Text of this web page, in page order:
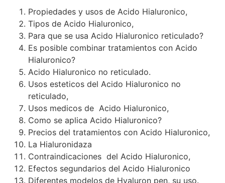
Propiedades y usos de Acido Hialuronico,
Tipos de Acido Hialuronico,
Para que se usa Acido Hialuronico reticulado?
Es posible combinar tratamientos con Acido
Hialuronico?
Acido Hialuronico no reticulado.
Usos esteticos del Acido Hialuronico no
reticulado,
Usos medicos de Acido Hialuronico,
Como se aplica Acido Hialuronico?
Precios del tratamientos con Acido Hialuronico,
La Hialuronidaza
Contraindicaciones del Acido Hialuronico,
Efectos segundarios del Acido Hialuronico
Diferentes modelos de Hyaluron pen, su uso.